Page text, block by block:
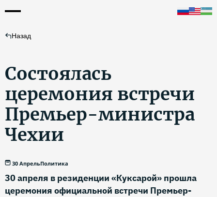
Назад
Состоялась
церемония встречи
Премьер-министра
Чехии
30 АпрельПолитика
30 апреля в резиденции «Куксарой» прошла
церемония официальной встречи Премьер-